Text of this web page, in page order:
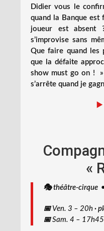
Didier vous le
quand la Banque est
joueur est absent
s’improvise sans
Que faire quand les
que la défaite
show must go on !
s’arrête quand je
▶️
«
🎭 théâtre-
📅 Ven. 3 – 20h ·
📅Sam. 4 – 17h45